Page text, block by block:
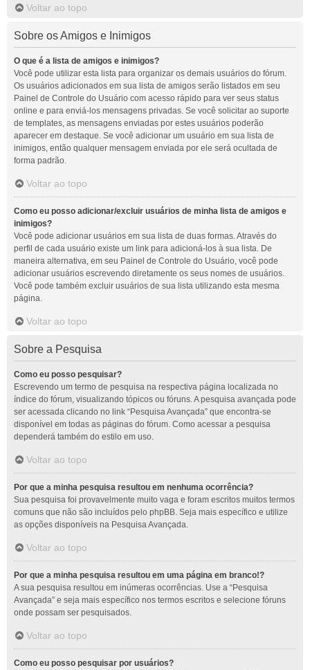
Voltar ao topo
Sobre os Amigos e Inimigos
O que é a lista de amigos e inimigos?
Você pode utilizar esta lista para organizar os demais usuários do fórum.
Os usuários adicionados em sua lista de amigos serão listados em seu
Painel de Controle do Usuário com acesso rápido para ver seus status
online e para enviá-los mensagens privadas. Se você solicitar ao suporte
de templates, as mensagens enviadas por estes usuários poderão
aparecer em destaque. Se você adicionar um usuário em sua lista de
inimigos, então qualquer mensagem enviada por ele será ocultada de
forma padrão.
Voltar ao topo
Como eu posso adicionar/excluir usuários de minha lista de amigos e
inimigos?
Você pode adicionar usuários em sua lista de duas formas. Através do
perfil de cada usuário existe um link para adicioná-los à sua lista. De
maneira alternativa, em seu Painel de Controle do Usuário, você pode
adicionar usuários escrevendo diretamente os seus nomes de usuários.
Você pode também excluir usuários de sua lista utilizando esta mesma
página.
Voltar ao topo
Sobre a Pesquisa
Como eu posso pesquisar?
Escrevendo um termo de pesquisa na respectiva página localizada no
índice do fórum, visualizando tópicos ou fóruns. A pesquisa avançada pode
ser acessada clicando no link “Pesquisa Avançada” que encontra-se
disponível em todas as páginas do fórum. Como acessar a pesquisa
dependerá também do estilo em uso.
Voltar ao topo
Por que a minha pesquisa resultou em nenhuma ocorrência?
Sua pesquisa foi provavelmente muito vaga e foram escritos muitos termos
comuns que não são incluídos pelo phpBB. Seja mais específico e utilize
as opções disponíveis na Pesquisa Avançada.
Voltar ao topo
Por que a minha pesquisa resultou em uma página em branco!?
A sua pesquisa resultou em inúmeras ocorrências. Use a “Pesquisa
Avançada” e seja mais específico nos termos escritos e selecione fóruns
onde possam ser pesquisados.
Voltar ao topo
Como eu posso pesquisar por usuários?